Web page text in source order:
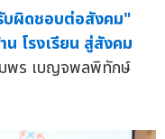
บผิดชอบต่อสังคม"
โรงเรียน สู่สังคม
ร เบญจพลพิทักษ์